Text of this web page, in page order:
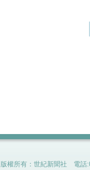
版權所有：世紀新聞社 電話